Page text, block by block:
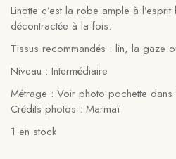
Linotte c’est la robe ample à
décontractée à la fois.
Tissus recommandés : lin, la gaze
Niveau : Intermédiaire
Métrage : Voir photo pochette
Crédits photos : Marmaï
1 en stock